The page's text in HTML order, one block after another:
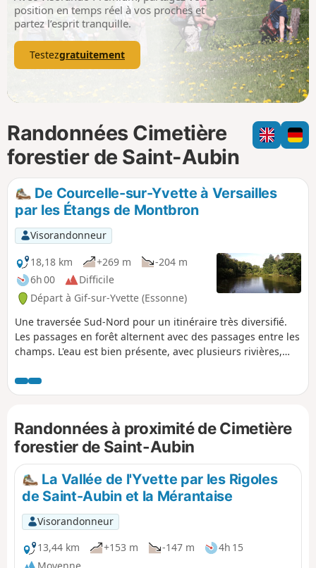
p
position en temps réel à vos proches et
partez l’esprit tranquille.
Testezgratuitement
Randonnées Cimetière
forestier de Saint-Aubin
De Courcelle-sur-Yvette à Versailles
par les Étangs de Montbron
Visorandonneur
18,18 km
+269 m
-204 m
6h 00
Difficile
Départ à Gif-sur-Yvette (Essonne)
Une traversée Sud-Nord pour un itinéraire très diversifié.
Les passages en forêt alternent avec des passages entre les
champs. L'eau est bien présente, avec plusieurs rivières,
dans leur écrin de verdure. (Avertissement) L'itinéraire est
coupé au point (12) du fait des travaux de la ligne 18 du
l'étude. S'abstenir d'entreprendre cette randonnée jusqu'à
nouvel ordre.
Randonnées à proximité de Cimetière
forestier de Saint-Aubin
La Vallée de l'Yvette par les Rigoles
de Saint-Aubin et la Mérantaise
Visorandonneur
13,44 km
+153 m -147 m
4h 15